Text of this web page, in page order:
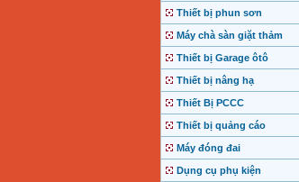
Thiết bị phun sơn
Máy chà sàn giặt thảm
Thiết bị Garage ôtô
Thiết bị nâng hạ
Thiết Bị PCCC
Thiết bị quảng cáo
Máy đóng đai
Dụng cụ phụ kiện